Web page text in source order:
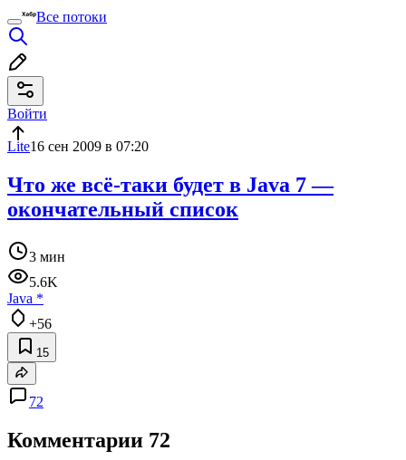
Все потоки
Войти
Lite16 сен 2009 в 07:20
Что же всё-таки будет в Java 7 —
окончательный список
3 мин
5.6K
Java *
+56
15
72
Комментарии 72